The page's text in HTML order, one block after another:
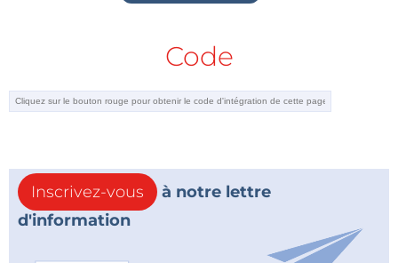
Comme le prix ne m'exposait pas à un découvert, j'ai
commandé le kit complet déjà monté, livré en parfait
état dans un boîtier plastique typique d’Elektor
petite pointe de déception de ne rien avoir à souder.
Aucun boîtier n'était livré, mais l'archive de l'article à
télécharger contient des fichiers permettant
d'imprimer en 3D un boîtier adéquat. Je pense
Code
Inscrivez-vous
à notre lettre
d'information